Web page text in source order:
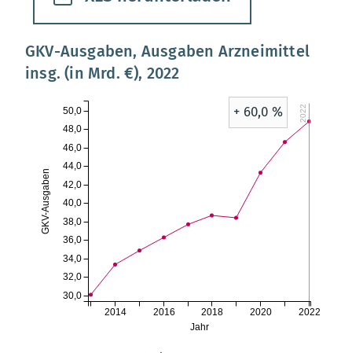
GKV-Ausgaben, Ausgaben Arzneimittel
insg. (in Mrd. €), 2022
2022
Jahr
2014 2016 2018 2020 2022
GKV-Ausgaben
30,0
32,0
34,0
36,0
38,0
40,0
42,0
44,0
46,0
48,0
50,0 + 60,0 %